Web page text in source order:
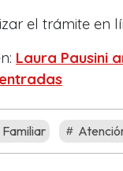
el trámite en
Laura Pausini